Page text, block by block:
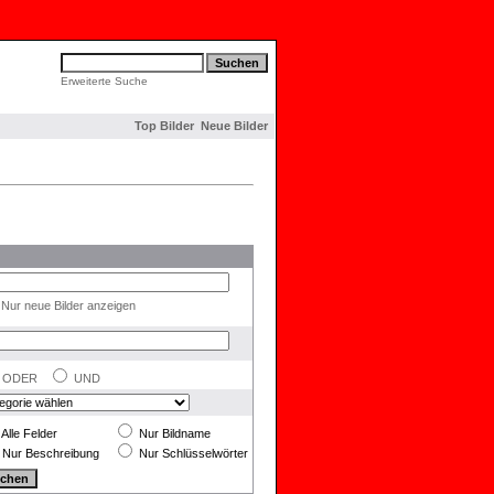
Erweiterte Suche
Top Bilder Neue Bilder
neue Bilder anzeigen
ODER UND
Alle Felder
Nur Bildname
Nur Beschreibung
Nur Schlüsselwörter